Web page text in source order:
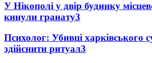
У Нікополі у двір будинку
кинули гранату3
Психолог: Убивці харківського
здійснити ритуал3